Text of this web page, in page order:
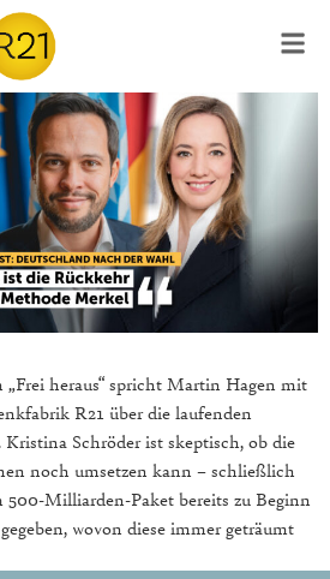
heraus“ spricht Martin Hagen mit
R21 über die laufenden
Schröder ist skeptisch, ob die
noch umsetzen kann – schließlich
500-Milliarden-Paket bereits zu Beginn
wovon diese immer geträumt